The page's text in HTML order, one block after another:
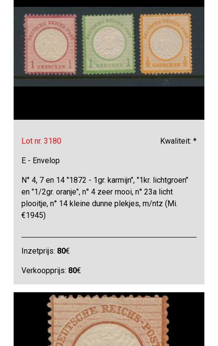
Lot nr. 3180 Kwaliteit: *
E - Envelop
N° 4, 7 en 14 "1872 - 1gr. karmijn", "1kr. lichtgroen"
en "1/2gr. oranje", n° 4 zeer mooi, n° 23a licht
plooitje, n° 14 kleine dunne plekjes, m/ntz (Mi.
€1945)
Inzetprijs: 80€
Verkoopprijs: 80€